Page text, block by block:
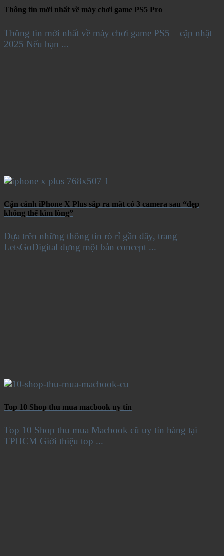
Thông tin mới nhất về máy chơi game PS5 Pro
Thông tin mới nhất về máy chơi game PS5 – cập nhật
2025 Nếu bạn ...
Cận cảnh iPhone X Plus sắp ra mắt có 3 camera sau “đẹp
không thể kìm lòng”
Dựa trên những thông tin rò rỉ gần đây, trang
LetsGoDigital dựng một bản concept ...
Top 10 Shop thu mua macbook uy tín
Top 10 Shop thu mua Macbook cũ uy tín hàng tại
TPHCM Giới thiệu top ...